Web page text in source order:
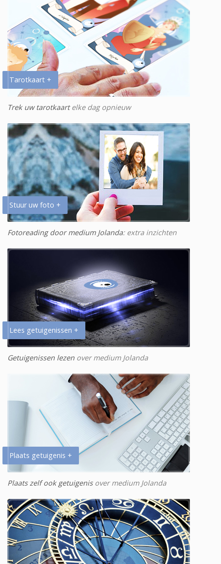
Tarotkaart +
Trek uw tarotkaartelke dag opnieuw
Stuur uw foto +
Fotoreading door medium Jolanda: extra inzichten
Lees getuigenissen +
Getuigenissen lezen over medium Jolanda
Plaats getuigenis +
Plaats zelf ook getuigenisover medium Jolanda